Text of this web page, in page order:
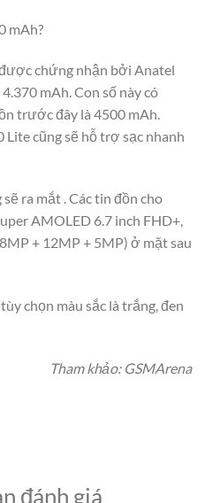
mAh?
chứng nhận bởi Anatel
mAh. Con số này có
trước đây là 4500 mAh.
Lite cũng sẽ hỗ trợ sạc nhanh
ra mắt . Các tin đồn cho
AMOLED 6.7 inch FHD+,
+ 12MP + 5MP) ở mặt sau
chọn màu sắc là trắng, đen
Tham khảo: GSMArena
đánh giá